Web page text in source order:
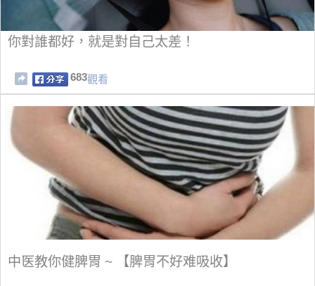
你對誰都好，就是對自己太差！
683觀看
中医教你健脾胃 ~ 【脾胃不好难吸收】